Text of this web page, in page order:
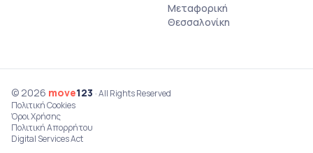
Μεταφορική
Θεσσαλονίκη
© 2026 move123 · All Rights Reserved
Πολιτική Cookies
Όροι Χρήσης
Πολιτική Απορρήτου
Digital Services Act